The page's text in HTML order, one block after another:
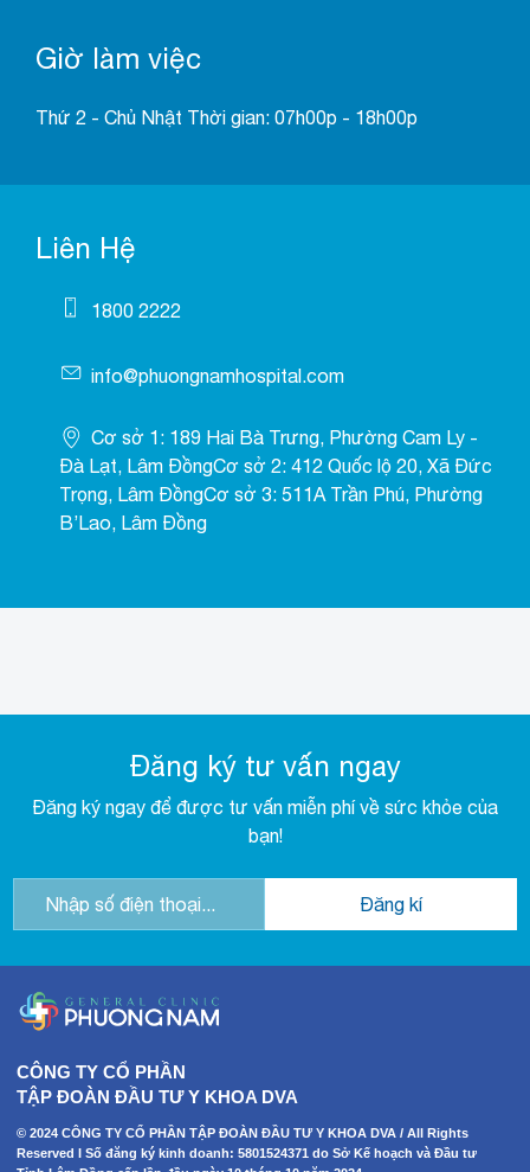
Giờ làm việc
Thứ 2 - Chủ Nhật Thời gian: 07h00p - 18h00p
Liên Hệ
1800 2222
info@phuongnamhospital.com
Cơ sở 1: 189 Hai Bà Trưng, Phường Cam Ly -
Đà Lạt, Lâm ĐồngCơ sở 2: 412 Quốc lộ 20, Xã Đức
Trọng, Lâm ĐồngCơ sở 3: 511A Trần Phú, Phường
B’Lao, Lâm Đồng
Đăng ký tư vấn ngay
Đăng ký ngay để được tư vấn miễn phí về sức khỏe của
bạn!
CÔNG TY CỔ PHẦN
TẬP ĐOÀN ĐẦU TƯ Y KHOA DVA
© 2024 CÔNG TY CỔ PHẦN TẬP ĐOÀN ĐẦU TƯ Y KHOA DVA / All Rights
Reserved I Số đăng ký kinh doanh: 5801524371 do Sở Kế hoạch và Đầu tư